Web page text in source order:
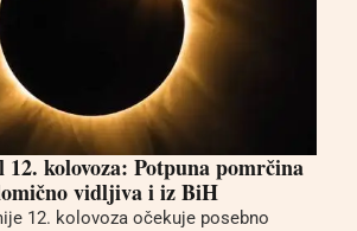
12. kolovoza: Potpuna pomrčina
vidljiva i iz BiH
12. kolovoza očekuje posebno